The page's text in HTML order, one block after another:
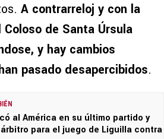
A contrarreloj y con la
de Santa Úrsula
y hay cambios
pasado desapercibidos.
al América en su último partido y
para el juego de Liguilla contra